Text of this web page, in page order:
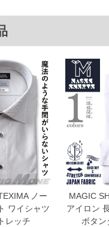
90
90
品到着後1週間以内にご連絡くださ
は商品の性質上、返品交換不可と
望の場合】
なります。
入下さい。（裾上げ無料対象商品
以下の商品は有料（500円+税）
程お時間を頂く場合がございます。
・交換不可となりますので、予め
ない商品がございます。(例：裾に
が施されている等)
ズの誤差がございます。また、
て、商品の色味が若干異なる場合
実店鋪と在庫を共用しております
より、お客様にご迷惑をお掛け
ノー
ワイシャツ
レッチ
MAGIC
アイロン
ボタン